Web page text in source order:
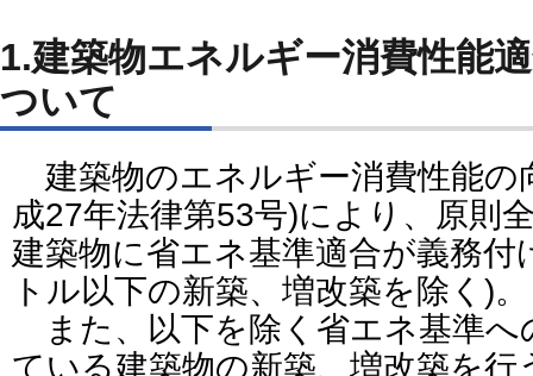
1.建築物エネルギー消費性能
ついて
建築物のエネルギー消費性能の
成27年法律第53号)により、原則
建築物に省エネ基準適合が義務
トル以下の新築、増改築を除く)。
また、以下を除く省エネ基準へ
ている建築物の新築、増改築を